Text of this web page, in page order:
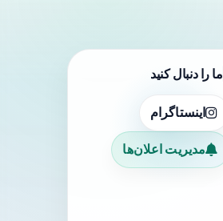
ما را دنبال کنید
اینستاگرام
مدیریت اعلان‌ها